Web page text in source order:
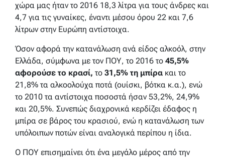
χώρα μας ήταν το 2016 18,3 λίτρα για τους άνδρες και
4,7 για τις γυναίκες, έναντι μέσου όρου 22 και 7,6
λίτρων στην Ευρώπη αντίστοιχα.
Όσον αφορά την κατανάλωση ανά είδος αλκοόλ, στην
Ελλάδα, σύμφωνα με τον ΠΟΥ, το 2016 το 45,5%
αφορούσε το κρασί, το 31,5% τη μπίρα και το
21,8% τα αλκοολούχα ποτά (ουίσκι, βότκα κ.α.), ενώ
το 2010 τα αντίστοιχα ποσοστά ήσαν 53,2%, 24,9%
και 20,5%. Συνεπώς διαχρονικά κερδίζει έδαφος η
μπίρα σε βάρος του κρασιού, ενώ η κατανάλωση των
υπόλοιπων ποτών είναι αναλογικά περίπου η ίδια.
Ο ΠΟΥ επισημαίνει ότι ένα μεγάλο μέρος από την